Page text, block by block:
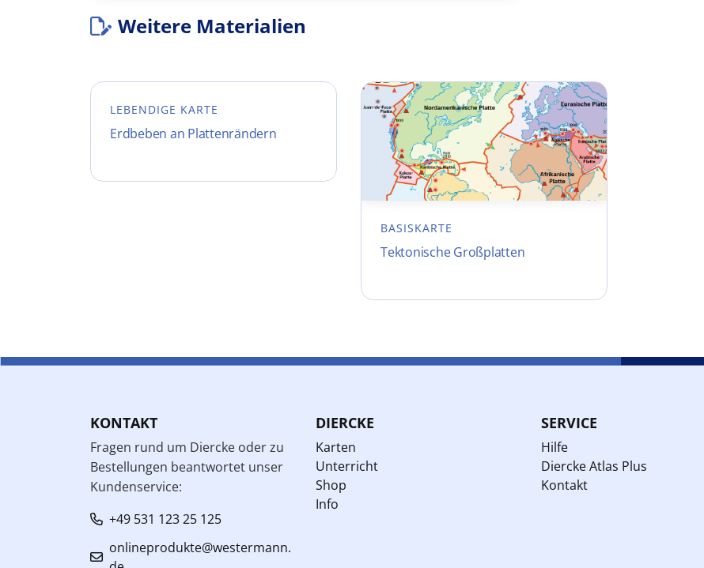
Weitere Materialien
LEBENDIGE KARTE
Erdbeben an Plattenrändern
BASISKARTE
Tektonische Großplatten
KONTAKT
Fragen rund um Diercke oder zu
Bestellungen beantwortet unser
Kundenservice:
+49 531 123 25 125
onlineprodukte@westermann.
DIERCKE
Karten
Unterricht
Shop
Info
SERVICE
Hilfe
Diercke Atlas Plus
Kontakt